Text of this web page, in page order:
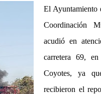
El Ayuntamiento
Coordinación
acudió en
carretera 69,
Coyotes, ya
recibieron el